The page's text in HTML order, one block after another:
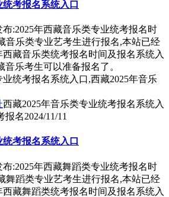
考报名系统入口
:2025年西藏音乐类专业统考报名时
音乐类专业艺考生进行报名,本站已经
西藏音乐类统考报名时间及报名系统入
乐考生可以准备报名了。
西藏2025年音乐类专业统考报名系统入
报名2024/11/11
考报名系统入口
:2025年西藏舞蹈类专业统考报名时
舞蹈类专业艺考生进行报名,本站已经
西藏舞蹈类统考报名时间及报名系统入